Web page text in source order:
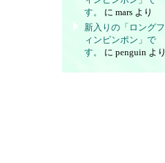
す。
に mars より
新入りの「ロングフ
ィンピンポン」で
す。
に penguin より